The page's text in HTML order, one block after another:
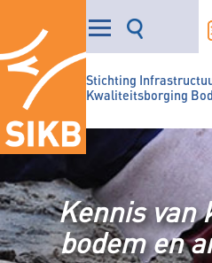
Stichting
Kwaliteitsborging
Kennis van
bodem en